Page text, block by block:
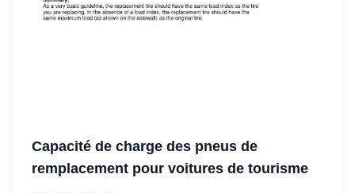
Capacité de charge des pneus de
remplacement pour voitures de tourisme